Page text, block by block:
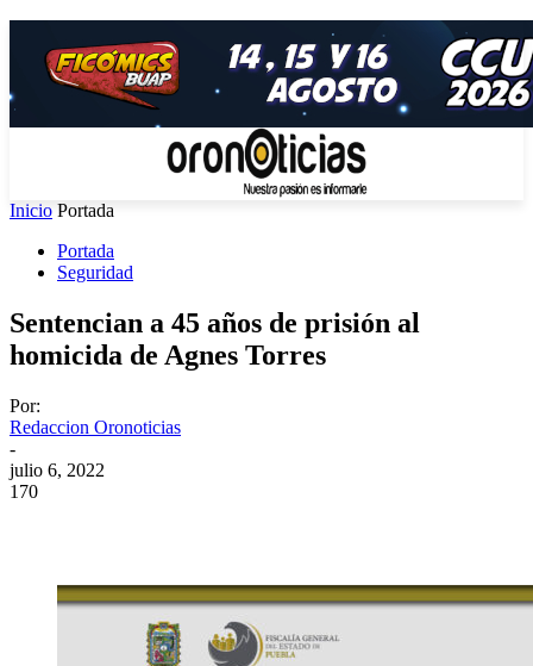
Inicio Portada
Portada
Seguridad
Sentencian a 45 años de prisión al
homicida de Agnes Torres
Por:
Redaccion Oronoticias
-
julio 6, 2022
170